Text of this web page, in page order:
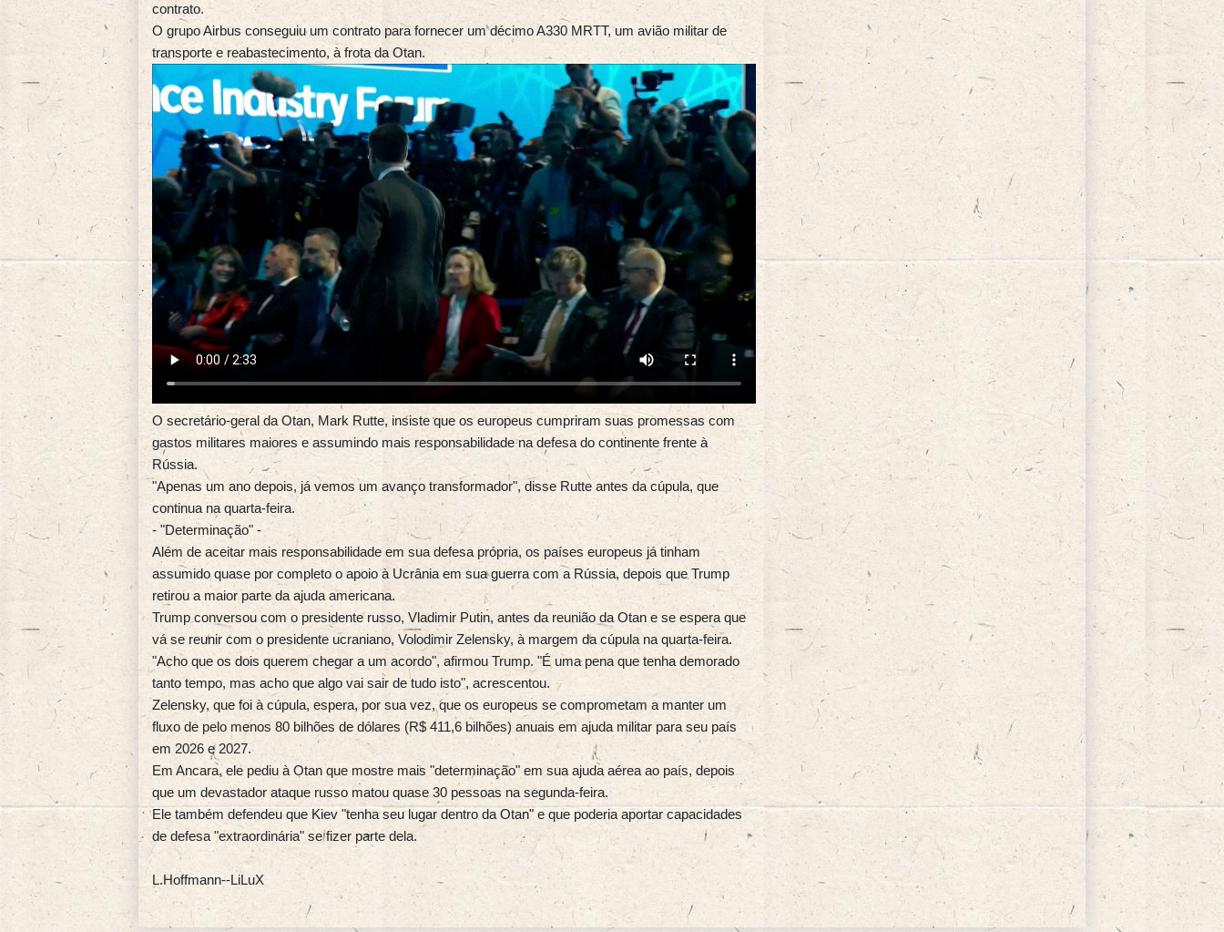
contrato.
O grupo Airbus conseguiu um contrato para fornecer um décimo A330 MRTT, um avião militar de
transporte e reabastecimento, à frota da Otan.
O secretário-geral da Otan, Mark Rutte, insiste que os europeus cumpriram suas promessas com
gastos militares maiores e assumindo mais responsabilidade na defesa do continente frente à
Rússia.
"Apenas um ano depois, já vemos um avanço transformador", disse Rutte antes da cúpula, que
continua na quarta-feira.
- "Determinação" -
Além de aceitar mais responsabilidade em sua defesa própria, os países europeus já tinham
assumido quase por completo o apoio à Ucrânia em sua guerra com a Rússia, depois que Trump
retirou a maior parte da ajuda americana.
Trump conversou com o presidente russo, Vladimir Putin, antes da reunião da Otan e se espera que
vá se reunir com o presidente ucraniano, Volodimir Zelensky, à margem da cúpula na quarta-feira.
"Acho que os dois querem chegar a um acordo", afirmou Trump. "É uma pena que tenha demorado
tanto tempo, mas acho que algo vai sair de tudo isto", acrescentou.
Zelensky, que foi à cúpula, espera, por sua vez, que os europeus se comprometam a manter um
fluxo de pelo menos 80 bilhões de dólares (R$ 411,6 bilhões) anuais em ajuda militar para seu país
em 2026 e 2027.
Em Ancara, ele pediu à Otan que mostre mais "determinação" em sua ajuda aérea ao país, depois
que um devastador ataque russo matou quase 30 pessoas na segunda-feira.
Ele também defendeu que Kiev "tenha seu lugar dentro da Otan" e que poderia aportar capacidades
de defesa "extraordinária" se fizer parte dela.
L.Hoffmann--LiLuX